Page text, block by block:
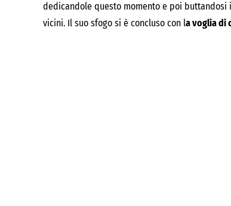
dedicandole questo momento e poi
vicini. Il suo sfogo si è concluso con la voglia di